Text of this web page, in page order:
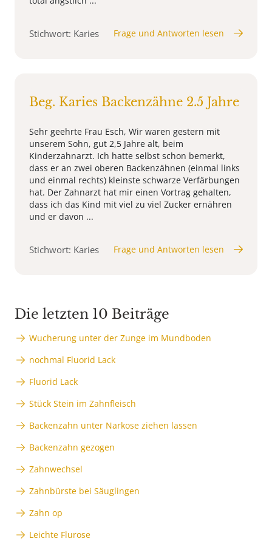
Stichwort: Karies Frage und Antworten lesen
Beg. Karies Backenzähne 2.5 Jahre
Sehr geehrte Frau Esch, Wir waren gestern mit
unserem Sohn, gut 2,5 Jahre alt, beim
Kinderzahnarzt. Ich hatte selbst schon bemerkt,
dass er an zwei oberen Backenzähnen (einmal links
und einmal rechts) kleinste schwarze Verfärbungen
hat. Der Zahnarzt hat mir einen Vortrag gehalten,
dass ich das Kind mit viel zu viel Zucker ernähren
und er davon ...
Stichwort: Karies Frage und Antworten lesen
Die letzten 10 Beiträge
Wucherung unter der Zunge im Mundboden
nochmal Fluorid Lack
Fluorid Lack
Stück Stein im Zahnfleisch
Backenzahn unter Narkose ziehen lassen
Backenzahn gezogen
Zahnwechsel
Zahnbürste bei Säuglingen
Zahn op
Leichte Flurose